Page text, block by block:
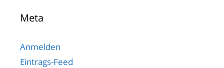
Meta
Anmelden
Eintrags-Feed